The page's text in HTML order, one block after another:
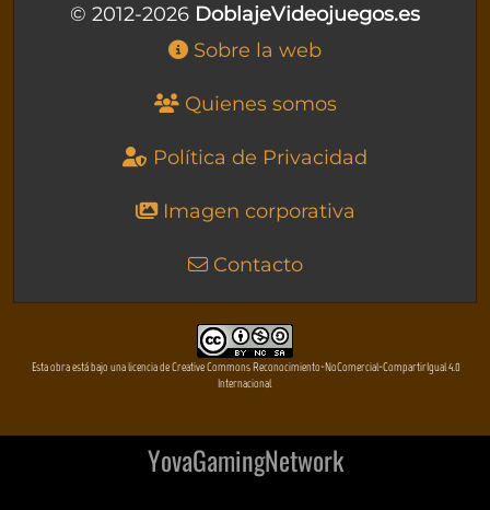
© 2012-2026 DoblajeVideojuegos.es
Sobre la web
Quienes somos
Política de Privacidad
Imagen corporativa
Contacto
Esta obra está bajo una licencia de Creative Commons Reconocimiento-NoComercial-CompartirIgual 4.0
Internacional
YovaGamingNetwork